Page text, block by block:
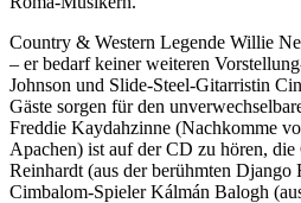
Country & Western Legende Willie
– er bedarf keiner weiteren
Johnson und Slide-Steel-Gitarristin
Gäste sorgen für den
Freddie Kaydahzinne (Nachkomme
Apachen) ist auf der CD zu hören,
Reinhardt (aus der berühmten Django
Cimbalom-Spieler Kálmán Balogh